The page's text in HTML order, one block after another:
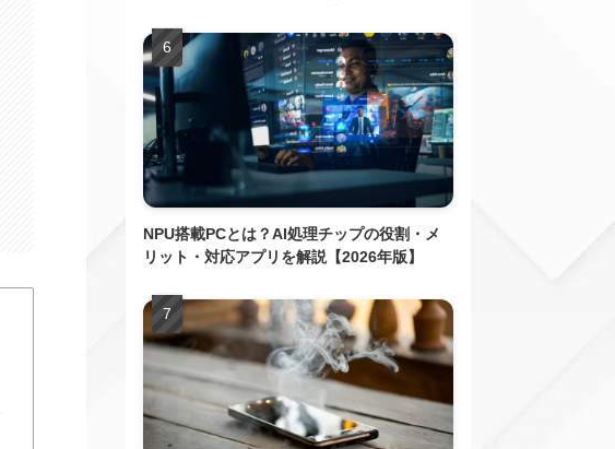
NPU搭載PCとは？AI処理チップの役割・メ
リット・対応アプリを解説【2026年版】